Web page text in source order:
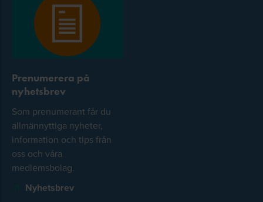
Prenumerera på
nyhetsbrev
Som prenumerant får du
allmännyttiga nyheter,
information och tips från
oss och våra
medlemsbolag.
Nyhetsbrev